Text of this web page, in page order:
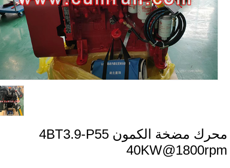
محرك مضخة الكمون 4BT3.9-P55